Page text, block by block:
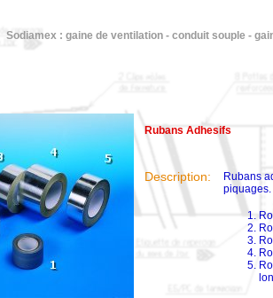
Sodiamex : gaine de ventilation - conduit souple -
Rubans Adhesifs
Description:
Rubans
piquages.